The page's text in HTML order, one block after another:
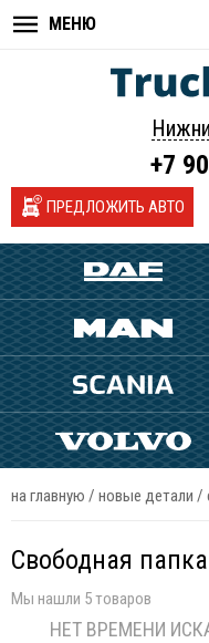
МЕНЮ
+7
ПРЕДЛОЖИТЬ АВТО
на главную / новые детали /
Свободная папка
Мы нашли 5 товаров
НЕТ ВРЕМЕНИ